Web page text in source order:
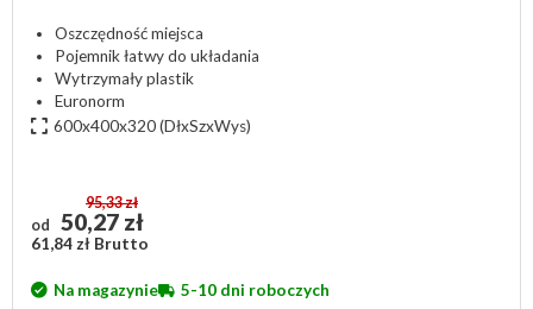
Oszczędność miejsca
Pojemnik łatwy do układania
Wytrzymały plastik
Euronorm
600x400x320(DłxSzxWys)
od
95,33 zł
50,27 zł
61,84 zł Brutto
Na magazynie 5-10 dni roboczych